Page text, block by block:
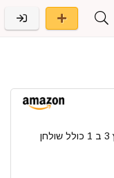
הליכון עץ 3 ב 1 כולל שולחן